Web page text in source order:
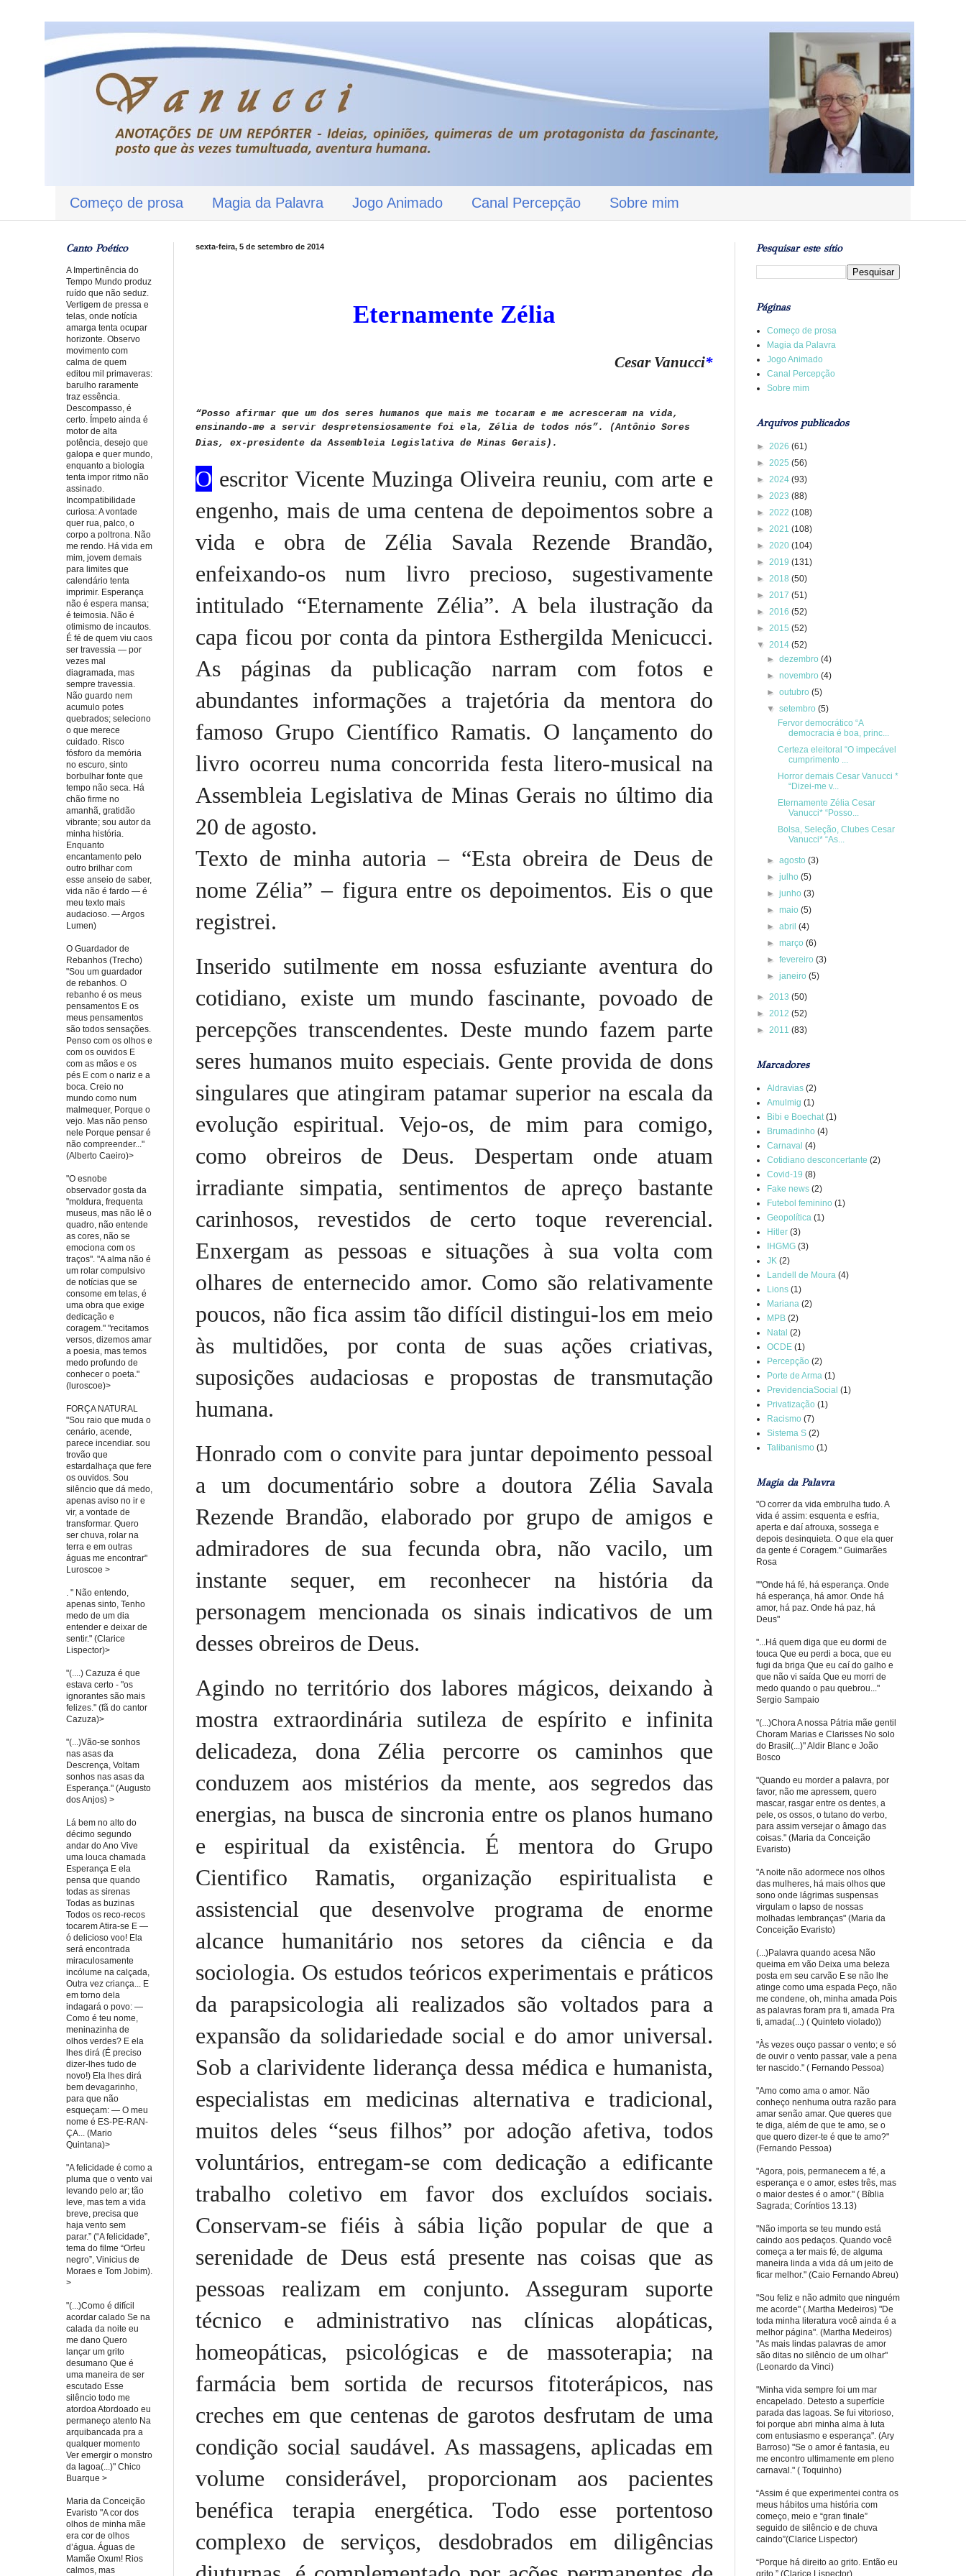
Começo de prosa Magia da Palavra Jogo Animado Canal Percepção Sobre mim
sexta-feira, 5 de setembro de 2014
Eternamente Zélia
Cesar Vanucci*
“Posso afirmar que um dos seres humanos que mais me tocaram e me acresceram na vida,
ensinando-me a servir despretensiosamente foi ela, Zélia de todos nós”. (Antônio Sores
Dias, ex-presidente da Assembleia Legislativa de Minas Gerais).
O escritor Vicente Muzinga Oliveira reuniu, com arte e
engenho, mais de uma centena de depoimentos sobre a
vida e obra de Zélia Savala Rezende Brandão,
enfeixando-os num livro precioso, sugestivamente
intitulado “Eternamente Zélia”. A bela ilustração da
capa ficou por conta da pintora Esthergilda Menicucci.
As páginas da publicação narram com fotos e
abundantes informações a trajetória da mentora do
famoso Grupo Científico Ramatis. O lançamento do
livro ocorreu numa concorrida festa litero-musical na
Assembleia Legislativa de Minas Gerais no último dia
20 de agosto.
Texto de minha autoria – “Esta obreira de Deus de
nome Zélia” – figura entre os depoimentos. Eis o que
registrei.
Inserido sutilmente em nossa esfuziante aventura do
cotidiano, existe um mundo fascinante, povoado de
percepções transcendentes. Deste mundo fazem parte
seres humanos muito especiais. Gente provida de dons
singulares que atingiram patamar superior na escala da
evolução espiritual. Vejo-os, de mim para comigo,
como obreiros de Deus. Despertam onde atuam
irradiante simpatia, sentimentos de apreço bastante
carinhosos, revestidos de certo toque reverencial.
Enxergam as pessoas e situações à sua volta com
olhares de enternecido amor. Como são relativamente
poucos, não fica assim tão difícil distingui-los em meio
às multidões, por conta de suas ações criativas,
suposições audaciosas e propostas de transmutação
humana.
Honrado com o convite para juntar depoimento pessoal
a um documentário sobre a doutora Zélia Savala
Rezende Brandão, elaborado por grupo de amigos e
admiradores de sua fecunda obra, não vacilo, um
instante sequer, em reconhecer na história da
personagem mencionada os sinais indicativos de um
desses obreiros de Deus.
Agindo no território dos labores mágicos, deixando à
mostra extraordinária sutileza de espírito e infinita
delicadeza, dona Zélia percorre os caminhos que
conduzem aos mistérios da mente, aos segredos das
energias, na busca de sincronia entre os planos humano
e espiritual da existência. É mentora do Grupo
Cientifico Ramatis, organização espiritualista e
assistencial que desenvolve programa de enorme
alcance humanitário nos setores da ciência e da
sociologia. Os estudos teóricos experimentais e práticos
da parapsicologia ali realizados são voltados para a
expansão da solidariedade social e do amor universal.
Sob a clarividente liderança dessa médica e humanista,
especialistas em medicinas alternativa e tradicional,
muitos deles “seus filhos” por adoção afetiva, todos
voluntários, entregam-se com dedicação a edificante
trabalho coletivo em favor dos excluídos sociais.
Conservam-se fiéis à sábia lição popular de que a
serenidade de Deus está presente nas coisas que as
pessoas realizam em conjunto. Asseguram suporte
técnico e administrativo nas clínicas alopáticas,
homeopáticas, psicológicas e de massoterapia; na
farmácia bem sortida de recursos fitoterápicos, nas
creches em que centenas de garotos desfrutam de uma
condição social saudável. As massagens, aplicadas em
volume considerável, proporcionam aos pacientes
benéfica terapia energética. Todo esse portentoso
complexo de serviços, desdobrados em diligências
Canto Poético
A Impertinência do
Tempo Mundo produz
ruído que não seduz.
Vertigem de pressa e
telas, onde notícia
amarga tenta ocupar
horizonte. Observo
movimento com
calma de quem
editou mil primaveras:
barulho raramente
traz essência.
Descompasso, é
certo. Ímpeto ainda é
motor de alta
potência, desejo que
galopa e quer mundo,
enquanto a biologia
tenta impor ritmo não
assinado.
Incompatibilidade
curiosa: A vontade
quer rua, palco, o
corpo a poltrona. Não
me rendo. Há vida em
mim, jovem demais
para limites que
calendário tenta
imprimir. Esperança
não é espera mansa;
é teimosia. Não é
otimismo de incautos.
É fé de quem viu caos
ser travessia — por
vezes mal
diagramada, mas
sempre travessia.
Não guardo nem
acumulo potes
quebrados; seleciono
o que merece
cuidado. Risco
fósforo da memória
no escuro, sinto
borbulhar fonte que
tempo não seca. Há
chão firme no
amanhã, gratidão
vibrante; sou autor da
minha história.
Enquanto
encantamento pelo
outro brilhar com
esse anseio de saber,
vida não é fardo — é
meu texto mais
audacioso. — Argos
Lumen)
O Guardador de
Rebanhos (Trecho)
"Sou um guardador
de rebanhos. O
rebanho é os meus
pensamentos E os
meus pensamentos
são todos sensações.
Penso com os olhos e
com os ouvidos E
com as mãos e os
pés E com o nariz e a
boca. Creio no
mundo como num
malmequer, Porque o
vejo. Mas não penso
nele Porque pensar é
não compreender..."
(Alberto Caeiro)>
"O esnobe
observador gosta da
"moldura, frequenta
museus, mas não lê o
quadro, não entende
as cores, não se
emociona com os
traços". "A alma não é
um rolar compulsivo
de notícias que se
consome em telas, é
uma obra que exige
dedicação e
coragem." "recitamos
versos, dizemos amar
a poesia, mas temos
medo profundo de
conhecer o poeta."
(luroscoe)>
FORÇA NATURAL
"Sou raio que muda o
cenário, acende,
parece incendiar. sou
trovão que
estardalhaça que fere
os ouvidos. Sou
silêncio que dá medo,
apenas aviso no ir e
vir, a vontade de
transformar. Quero
ser chuva, rolar na
terra e em outras
águas me encontrar"
Luroscoe >
. " Não entendo,
apenas sinto, Tenho
medo de um dia
entender e deixar de
sentir." (Clarice
Lispector)>
"(....) Cazuza é que
estava certo - "os
ignorantes são mais
felizes." (fã do cantor
Cazuza)>
"(...)Vão-se sonhos
nas asas da
Descrença, Voltam
sonhos nas asas da
Esperança." (Augusto
dos Anjos) >
Lá bem no alto do
décimo segundo
andar do Ano Vive
uma louca chamada
Esperança E ela
pensa que quando
todas as sirenas
Todas as buzinas
Todos os reco-recos
tocarem Atira-se E —
ó delicioso voo! Ela
será encontrada
miraculosamente
incólume na calçada,
Outra vez criança... E
em torno dela
indagará o povo: —
Como é teu nome,
meninazinha de
olhos verdes? E ela
lhes dirá (É preciso
dizer-lhes tudo de
novo!) Ela lhes dirá
bem devagarinho,
para que não
esqueçam: — O meu
nome é ES-PE-RAN-
ÇA... (Mario
Quintana)>
"A felicidade é como a
pluma que o vento vai
levando pelo ar; tão
leve, mas tem a vida
breve, precisa que
haja vento sem
parar.” (“A felicidade”,
tema do filme “Orfeu
negro”, Vinicius de
Moraes e Tom Jobim).
>
"(...)Como é difícil
acordar calado Se na
calada da noite eu
me dano Quero
lançar um grito
desumano Que é
uma maneira de ser
escutado Esse
silêncio todo me
atordoa Atordoado eu
permaneço atento Na
arquibancada pra a
qualquer momento
Ver emergir o monstro
da lagoa(...)" Chico
Buarque >
Maria da Conceição
Evaristo "A cor dos
olhos de minha mãe
era cor de olhos
d’água. Águas de
Mamãe Oxum! Rios
calmos, mas
Pesquisar este sítio
Páginas
Começo de prosa
Magia da Palavra
Jogo Animado
Canal Percepção
Sobre mim
Arquivos publicados
► 2026 (61)
► 2025 (56)
► 2024 (93)
► 2023 (88)
► 2022 (108)
► 2021 (108)
► 2020 (104)
► 2019 (131)
► 2018 (50)
► 2017 (51)
► 2016 (52)
► 2015 (52)
▼ 2014 (52)
►dezembro(4)
►novembro(4)
►outubro(5)
▼setembro(5)
Fervor democrático “A
democracia é boa, princ...
Certeza eleitoral “O impecável
cumprimento ...
Horror demais Cesar Vanucci *
“Dizei-me v...
Eternamente Zélia Cesar
Vanucci* “Posso...
Bolsa, Seleção, Clubes Cesar
Vanucci* “As...
►agosto(3)
►julho(5)
►junho(3)
►maio(5)
►abril(4)
►março(6)
►fevereiro(3)
►janeiro(5)
► 2013 (50)
► 2012 (52)
► 2011 (83)
Marcadores
Aldravias (2)
Amulmig (1)
Bibi e Boechat (1)
Brumadinho (4)
Carnaval (4)
Cotidiano desconcertante (2)
Covid-19 (8)
Fake news (2)
Futebol feminino (1)
Geopolítica (1)
Hitler (3)
IHGMG (3)
JK (2)
Landell de Moura (4)
Lions (1)
Mariana (2)
MPB (2)
Natal (2)
OCDE (1)
Percepção (2)
Porte de Arma (1)
PrevidenciaSocial (1)
Privatização (1)
Racismo (7)
Sistema S (2)
Talibanismo (1)
Magia da Palavra
"O correr da vida embrulha tudo. A
vida é assim: esquenta e esfria,
aperta e daí afrouxa, sossega e
depois desinquieta. O que ela quer
da gente é Coragem." Guimarães
Rosa
""Onde há fé, há esperança. Onde
há esperança, há amor. Onde há
amor, há paz. Onde há paz, há
Deus"
"...Há quem diga que eu dormi de
touca Que eu perdi a boca, que eu
fugi da briga Que eu caí do galho e
que não vi saída Que eu morri de
medo quando o pau quebrou..."
Sergio Sampaio
"(...)Chora A nossa Pátria mãe gentil
Choram Marias e Clarisses No solo
do Brasil(...)" Aldir Blanc e João
Bosco
"Quando eu morder a palavra, por
favor, não me apressem, quero
mascar, rasgar entre os dentes, a
pele, os ossos, o tutano do verbo,
para assim versejar o âmago das
coisas." (Maria da Conceição
Evaristo)
"A noite não adormece nos olhos
das mulheres, há mais olhos que
sono onde lágrimas suspensas
virgulam o lapso de nossas
molhadas lembranças" (Maria da
Conceição Evaristo)
(...)Palavra quando acesa Não
queima em vão Deixa uma beleza
posta em seu carvão E se não lhe
atinge como uma espada Peço, não
me condene, oh, minha amada Pois
as palavras foram pra ti, amada Pra
ti, amada(...) ( Quinteto violado))
"Às vezes ouço passar o vento; e só
de ouvir o vento passar, vale a pena
ter nascido." ( Fernando Pessoa)
"Amo como ama o amor. Não
conheço nenhuma outra razão para
amar senão amar. Que queres que
te diga, além de que te amo, se o
que quero dizer-te é que te amo?"
(Fernando Pessoa)
"Agora, pois, permanecem a fé, a
esperança e o amor, estes três, mas
o maior destes é o amor." ( Bíblia
Sagrada; Coríntios 13.13)
"Não importa se teu mundo está
caindo aos pedaços. Quando você
começa a ter mais fé, de alguma
maneira linda a vida dá um jeito de
ficar melhor." (Caio Fernando Abreu)
"Sou feliz e não admito que ninguém
me acorde" (.Martha Medeiros) "De
toda minha literatura você ainda é a
melhor página". (Martha Medeiros)
"As mais lindas palavras de amor
são ditas no silêncio de um olhar"
(Leonardo da Vinci)
"Minha vida sempre foi um mar
encapelado. Detesto a superfície
parada das lagoas. Se fui vitorioso,
foi porque abri minha alma à luta
com entusiasmo e esperança". (Ary
Barroso) "Se o amor é fantasia, eu
me encontro ultimamente em pleno
carnaval." ( Toquinho)
“Assim é que experimentei contra os
meus hábitos uma história com
começo, meio e “gran finale”
seguido de silêncio e de chuva
caindo”(Clarice Lispector)
“Porque há direito ao grito. Então eu
grito.” (Clarice Lispector)